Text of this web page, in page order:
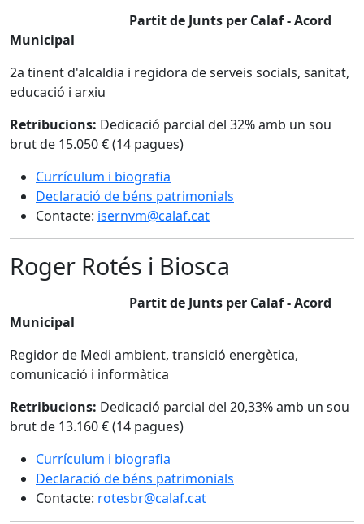
Partit de Junts per Calaf - Acord
Municipal
2a tinent d'alcaldia i regidora de serveis socials, sanitat,
educació i arxiu
Retribucions: Dedicació parcial del 32% amb un sou
brut de 15.050 € (14 pagues)
Currículum i biografia
Declaració de béns patrimonials
Contacte: isernvm@calaf.cat
Roger Rotés i Biosca
Partit de Junts per Calaf - Acord
Municipal
Regidor de Medi ambient, transició energètica,
comunicació i informàtica
Retribucions: Dedicació parcial del 20,33% amb un sou
brut de 13.160 € (14 pagues)
Currículum i biografia
Declaració de béns patrimonials
Contacte: rotesbr@calaf.cat